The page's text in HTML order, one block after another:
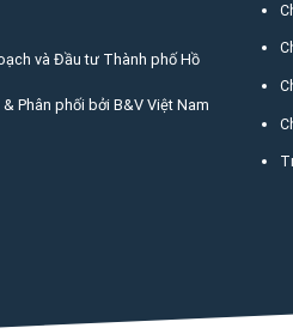
và Đầu tư Thành phố Hồ
Phân phối bởi B&V Việt Nam